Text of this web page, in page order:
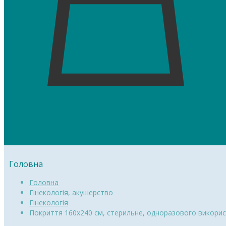
Головна
Головна
Гінекологія, акушерство
Гінекологія
Покриття 160х240 см, стерильне, одноразового